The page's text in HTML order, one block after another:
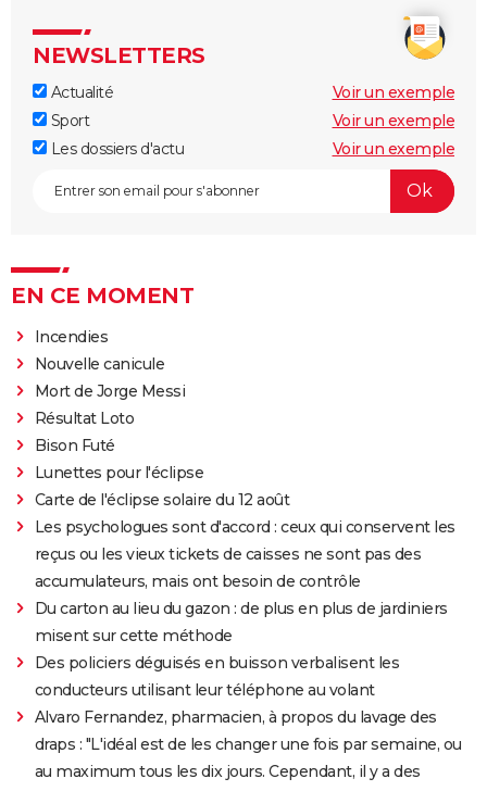
NEWSLETTERS
Actualité
Voir un exemple
Sport
Voir un exemple
Les dossiers d'actu
Voir un exemple
EN CE MOMENT
Incendies
Nouvelle canicule
Mort de Jorge Messi
Résultat Loto
Bison Futé
Lunettes pour l'éclipse
Carte de l'éclipse solaire du 12 août
Les psychologues sont d'accord : ceux qui conservent les
reçus ou les vieux tickets de caisses ne sont pas des
accumulateurs, mais ont besoin de contrôle
Du carton au lieu du gazon : de plus en plus de jardiniers
misent sur cette méthode
Des policiers déguisés en buisson verbalisent les
conducteurs utilisant leur téléphone au volant
Alvaro Fernandez, pharmacien, à propos du lavage des
draps : "L'idéal est de les changer une fois par semaine, ou
au maximum tous les dix jours. Cependant, il y a des